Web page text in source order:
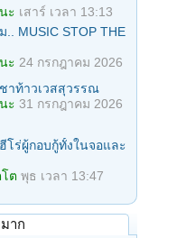
ะ เสาร์ เวลา 13:13
.. MUSIC STOP THE
ะ 24 กรกฎาคม 2026
าท้าวเวสสุวรรณ
ะ 31 กรกฎาคม 2026
ร่ผู้กอบกู้ทั้งในจอและ
ต พุธ เวลา 13:47
าก